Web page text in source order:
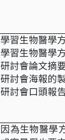
學習生物醫學
學習生物醫學
研討會論文摘
研討會海報的
研討會口頭報
因為生物醫學